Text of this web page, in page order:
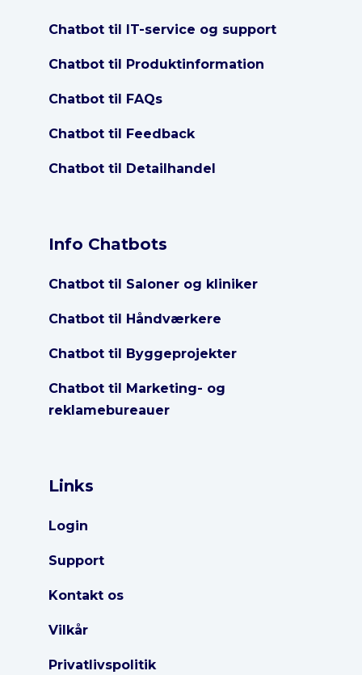
Chatbot til IT-service og support
Chatbot til Produktinformation
Chatbot til FAQs
Chatbot til Feedback
Chatbot til Detailhandel
Info Chatbots
Chatbot til Saloner og kliniker
Chatbot til Håndværkere
Chatbot til Byggeprojekter
Chatbot til Marketing- og
reklamebureauer
Links
Login
Support
Kontakt os
Vilkår
Privatlivspolitik